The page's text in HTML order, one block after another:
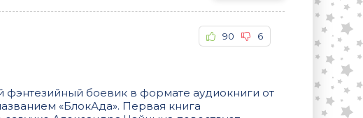
90 6
фэнтезийный боевик в формате аудиокниги от
«БлокАда». Первая книга